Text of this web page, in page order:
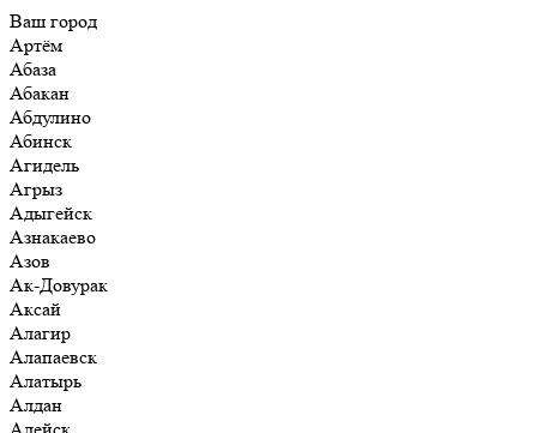
Ваш город
Артём
Абаза
Абакан
Абдулино
Абинск
Агидель
Агрыз
Адыгейск
Азнакаево
Азов
Ак-Довурак
Аксай
Алагир
Алапаевск
Алатырь
Алдан